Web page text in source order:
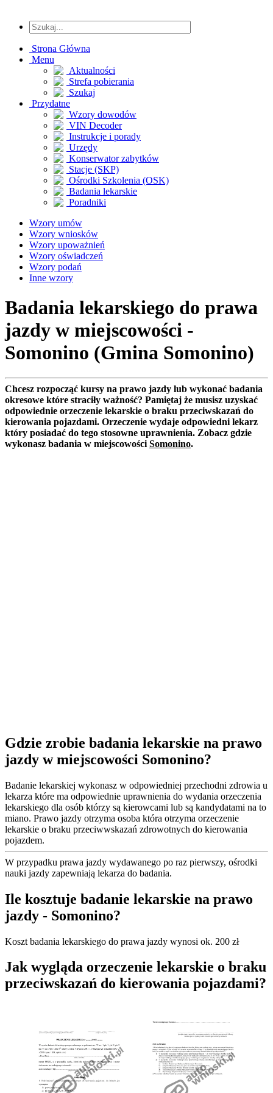
Strona Główna
Menu
Aktualności
Strefa pobierania
Szukaj
Przydatne
Wzory dowodów
VIN Decoder
Instrukcje i porady
Urzędy
Konserwator zabytków
Stacje (SKP)
Ośrodki Szkolenia (OSK)
Badania lekarskie
Poradniki
Wzory umów
Wzory wniosków
Wzory upoważnień
Wzory oświadczeń
Wzory podań
Inne wzory
Badania lekarskiego do prawa
jazdy w miejscowości -
Somonino (Gmina Somonino)
Chcesz rozpocząć kursy na prawo jazdy lub wykonać badania
okresowe które straciły ważność? Pamiętaj że musisz uzyskać
odpowiednie orzeczenie lekarskie o braku przeciwskazań do
kierowania pojazdami. Orzeczenie wydaje odpowiedni lekarz
który posiadać do tego stosowne uprawnienia. Zobacz gdzie
wykonasz badania w miejscowości Somonino.
Gdzie zrobie badania lekarskie na prawo
jazdy w miejscowości Somonino?
Badanie lekarskiej wykonasz w odpowiedniej przechodni zdrowia u
lekarza które ma odpowiednie uprawnienia do wydania orzeczenia
lekarskiego dla osób którzy są kierowcami lub są kandydatami na to
miano. Prawo jazdy otrzyma osoba która otrzyma orzeczenie
lekarskie o braku przeciwwskazań zdrowotnych do kierowania
pojazdem.
W przypadku prawa jazdy wydawanego po raz pierwszy, ośrodki
nauki jazdy zapewniają lekarza do badania.
Ile kosztuje badanie lekarskie na prawo
jazdy - Somonino?
Koszt badania lekarskiego do prawa jazdy wynosi ok. 200 zł
Jak wygląda orzeczenie lekarskie o braku
przeciwskazań do kierowania pojazdami?